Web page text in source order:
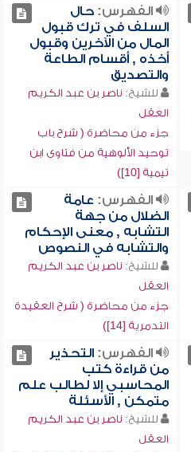
الفهرس:حال
السلف في ترك قبول
المال من الآخرين وقبول
أخذه , أقسام الطاعة
والتصديق
للشيخ: ناصر بن عبد الكريم
العقل
جزء من محاضرة ( شرح باب
توحيد الألوهية من فتاوى ابن
تيمية [10])
الفهرس: عامة
الضلال من جهة
التشابه , معنى الإحكام
والتشابه في النصوص
للشيخ: ناصر بن عبد الكريم
العقل
جزء من محاضرة ( شرح العقيدة
التدمرية [14])
الفهرس:التحذير
من قراءة كتب
المحاسبي إلا لطالب علم
متمكن , الأسئلة
للشيخ: ناصر بن عبد الكريم
العقل